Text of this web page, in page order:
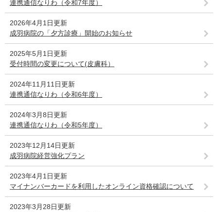
連携通信なりわ（令和7年度）
2026年4月1日更新
成羽病院の「夕方診療」開始のお知らせ
2025年5月1日更新
受付時間の変更について(皮膚科）
2024年11月11日更新
連携通信なりわ（令和6年度）
2024年3月8日更新
連携通信なりわ（令和5年度）
2023年12月14日更新
成羽病院経営強化プラン
2023年4月1日更新
マイナンバーカードを利用したオンライン資格確認について
2023年3月28日更新